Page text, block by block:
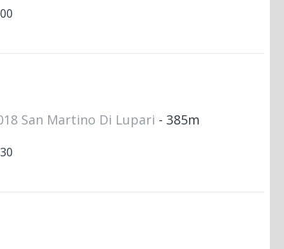
San Martino Di Lupari - 385m